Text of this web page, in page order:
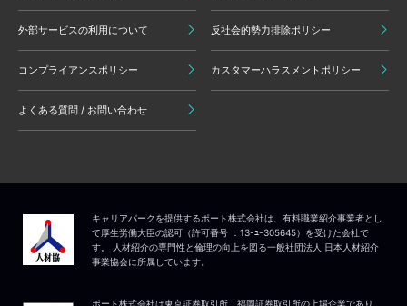
外部サービスの利用について 反社会的勢力排除ポリシー
コンプライアンスポリシー カスタマーハラスメントポリシー
よくある質問 / お問い合わせ